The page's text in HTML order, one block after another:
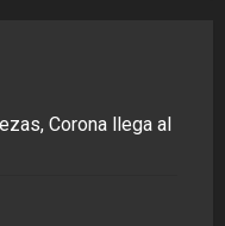
Corona llega al